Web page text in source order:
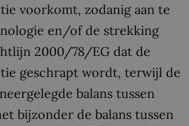
voorkomt, zodanig aan te
en/of de strekking
2000/78/EG dat de
geschrapt wordt, terwijl de
balans tussen
bijzonder de balans tussen